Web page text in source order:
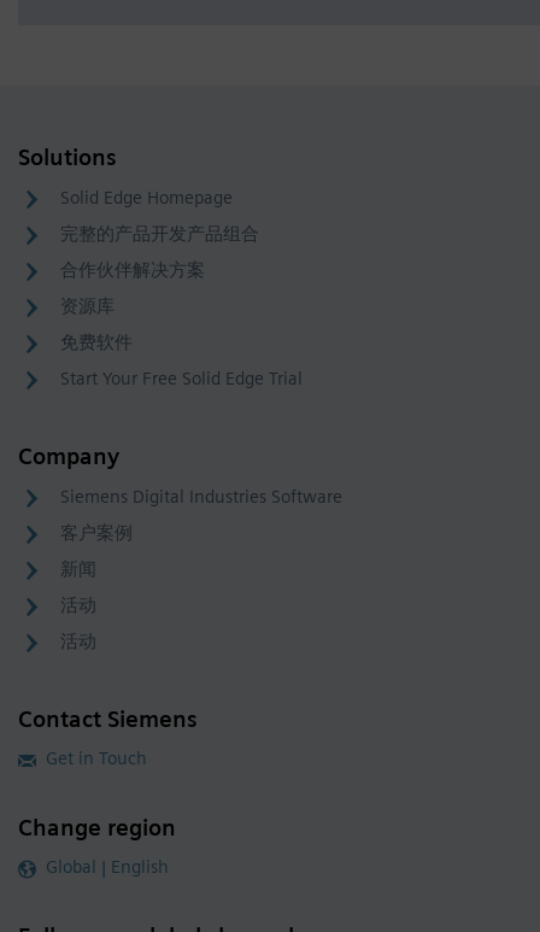
Solutions
Solid Edge Homepage
完整的产品开发产品组合
合作伙伴解决方案
资源库
免费软件
Start Your Free Solid Edge Trial
Company
Siemens Digital Industries Software
客户案例
新闻
活动
活动
Contact Siemens
Get in Touch
Change region
Global | English